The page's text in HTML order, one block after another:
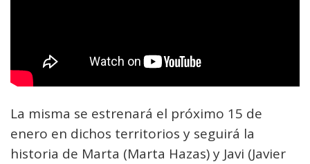
La misma se estrenará el próximo 15 de
enero en dichos territorios y seguirá la
historia de Marta (Marta Hazas) y Javi (Javier